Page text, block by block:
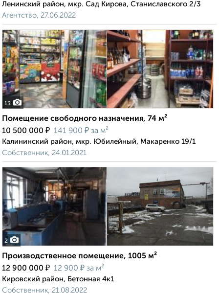
Ленинский район, мкр. Сад Кирова, Станиславского 2/3
Агентство, 27.06.2022
13
Помещение свободного назначения, 74 м²
10 500 000 ₽ 141 900 ₽ за м²
Калининский район, мкр. Юбилейный, Макаренко 19/1
Собственник, 24.01.2021
2
Производственное помещение, 1005 м²
12 900 000 ₽ 12 900 ₽ за м²
Кировский район, Бетонная 4к1
Собственник, 21.08.2022